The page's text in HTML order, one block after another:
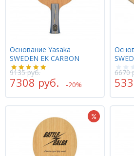
Основание Yasaka
SWEDEN EK CARBON
9135 руб.
7308 руб. -20%
6670